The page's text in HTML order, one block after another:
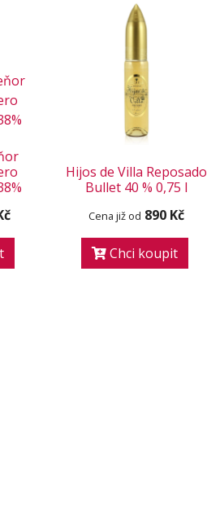
Hijos de Villa Reposado
Bullet 40 % 0,75 l
Cena již od 890 Kč
Chci koupit